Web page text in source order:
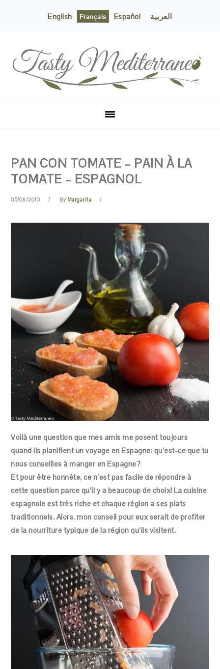
English Français Español العربية
primary
navigation
content
primary
footer
PAN CON TOMATE – PAIN À LA
TOMATE – ESPAGNOL
05/08/2015 By Margarita
Voilà une question que mes amis me posent toujours
quand ils planifient un voyage en Espagne: qu’est-ce que tu
nous conseilles à manger en Espagne?
Et pour être honnête, ce n’est pas facile de répondre à
cette question parce qu’il y a beaucoup de choix! La cuisine
espagnole est très riche et chaque région a ses plats
traditionnels. Alors, mon conseil pour eux serait de profiter
de la nourriture typique de la région qu’ils visitent.